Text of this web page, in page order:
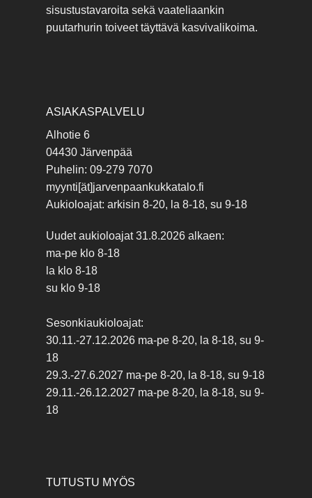
sisustustavaroita sekä vaateliaankin
puutarhurin toiveet täyttävä kasvivalikoima.
ASIAKASPALVELU
Alhotie 6
04430 Järvenpää
Puhelin: 09-279 7070
myynti[ät]jarvenpaankukkatalo.fi
Aukioloajat: arkisin 8-20, la 8-18, su 9-18
Uudet aukioloajat 31.8.2026 alkaen:
ma-pe klo 8-18
la klo 8-18
su klo 9-18
Sesonkiaukioloajat:
30.11.-27.12.2026 ma-pe 8-20, la 8-18, su 9-
18
29.3.-27.6.2027 ma-pe 8-20, la 8-18, su 9-18
29.11.-26.12.2027 ma-pe 8-20, la 8-18, su 9-
18
TUTUSTU MYÖS